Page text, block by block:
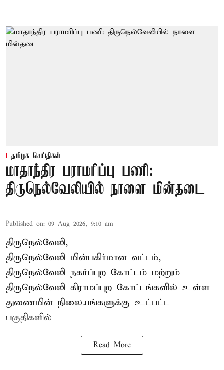
தமிழக செய்திகள்
மாதாந்திர பராமரிப்பு பணி:
திருநெல்வேலியில் நாளை மின்தடை
Published on: 09 Aug 2026, 9:10 am
திருநெல்வேலி,
திருநெல்வேலி மின்பகிர்மான வட்டம்,
திருநெல்வேலி நகர்ப்புற கோட்டம் மற்றும்
திருநெல்வேலி கிராமப்புற கோட்டங்களில் உள்ள
துணைமின் நிலையங்களுக்கு உட்பட்ட
பகுதிகளில்
Read More